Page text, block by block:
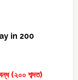
in 200
(২০০ শব্দত)